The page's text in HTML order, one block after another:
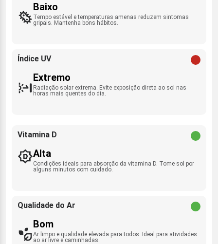
Baixo
Tempo estável e temperaturas amenas reduzem sintomas
gripais. Mantenha bons hábitos.
Índice UV
Extremo
Radiação solar extrema. Evite exposição direta ao sol nas
horas mais quentes do dia.
Vitamina D
Alta
Condições ideais para absorção da vitamina D. Tome sol por
alguns minutos com cuidado.
Qualidade do Ar
Bom
Ar limpo e qualidade elevada para todos. Ideal para atividades
ao ar livre e caminhadas.